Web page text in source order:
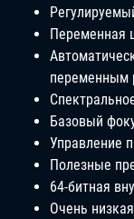
Переменная
переменным
Базовый
Управление
Полезные
64-битная
Очень